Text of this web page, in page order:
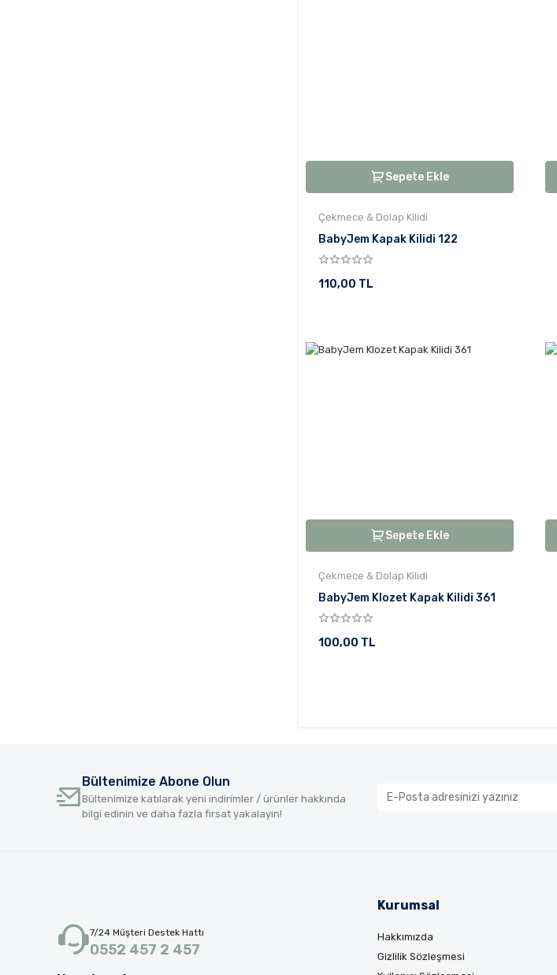
Sepete Ekle
Çekmece & Dolap Kilidi
BabyJem Kapak Kilidi 122
110,00 TL
Sepete Ekle
Çekmece & Dolap Kilidi
BabyJem Klozet Kapak Kilidi 361
100,00 TL
Bültenimize Abone Olun
Bültenimize katılarak yeni indirimler / ürünler hakkında
bilgi edinin ve daha fazla fırsat yakalayın!
7/24 Müşteri Destek Hattı
0552 457 2 457
Kurumsal
Hakkımızda
Gizlilik Sözleşmesi